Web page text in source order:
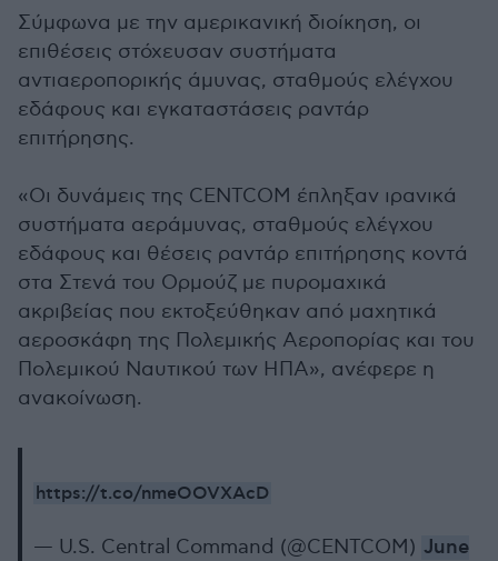
Σύμφωνα με την αμερικανική διοίκηση, οι
επιθέσεις στόχευσαν συστήματα
αντιαεροπορικής άμυνας, σταθμούς ελέγχου
εδάφους και εγκαταστάσεις ραντάρ
επιτήρησης.
«Οι δυνάμεις της CENTCOM έπληξαν ιρανικά
συστήματα αεράμυνας, σταθμούς ελέγχου
εδάφους και θέσεις ραντάρ επιτήρησης κοντά
στα Στενά του Ορμούζ με πυρομαχικά
ακριβείας που εκτοξεύθηκαν από μαχητικά
αεροσκάφη της Πολεμικής Αεροπορίας και του
Πολεμικού Ναυτικού των ΗΠΑ», ανέφερε η
ανακοίνωση.
https://t.co/nmeOOVXAcD
— U.S. Central Command (@CENTCOM) June